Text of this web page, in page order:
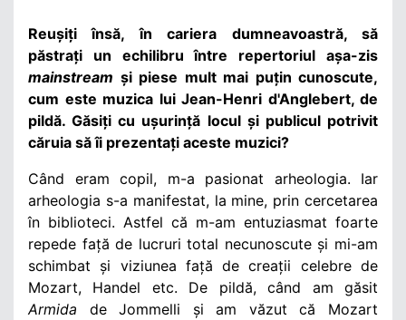
Reușiți însă, în cariera dumneavoastră, să
păstrați un echilibru între repertoriul așa-zis
mainstream și piese mult mai puțin cunoscute,
cum este muzica lui Jean-Henri d'Anglebert, de
pildă. Găsiți cu ușurință locul și publicul potrivit
căruia să îi prezentați aceste muzici?
Când eram copil, m-a pasionat arheologia. Iar
arheologia s-a manifestat, la mine, prin cercetarea
în biblioteci. Astfel că m-am entuziasmat foarte
repede față de lucruri total necunoscute și mi-am
schimbat și viziunea față de creații celebre de
Mozart, Handel etc. De pildă, când am găsit
Armida de Jommelli și am văzut că Mozart